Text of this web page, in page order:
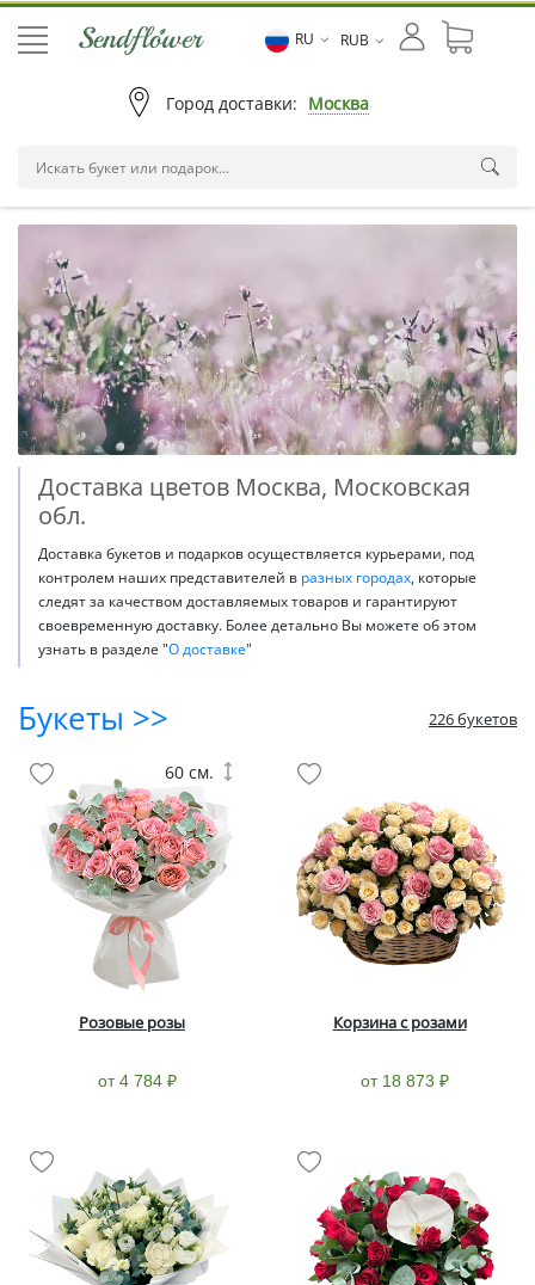
RU RUB
Город доставки: Москва
Доставка цветов Москва, Московская
обл.
Доставка букетов и подарков осуществляется курьерами, под
контролем наших представителей в разных городах, которые
следят за качеством доставляемых товаров и гарантируют
своевременную доставку. Более детально Вы можете об этом
узнать в разделе "О доставке"
Букеты >> 226 букетов
Розовые розы
от 4 784 ₽
60 см.
Корзина с розами
от 18 873 ₽